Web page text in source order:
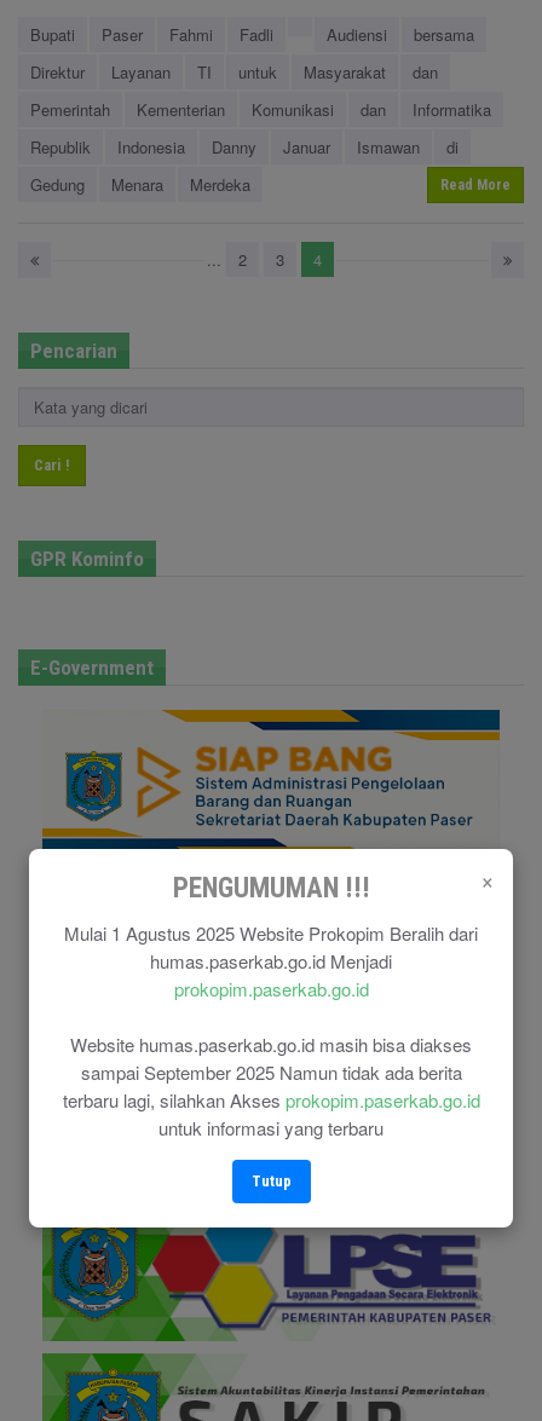
×
PENGUMUMAN !!!
Mulai 1 Agustus 2025 Website Prokopim Beralih dari
humas.paserkab.go.id Menjadi
prokopim.paserkab.go.id
Website humas.paserkab.go.id masih bisa diakses
sampai September 2025 Namun tidak ada berita
terbaru lagi, silahkan Akses prokopim.paserkab.go.id
untuk informasi yang terbaru
Tutup
Bupati Paser Fahmi Fadli Audiensi
bersama
Direktur
Layanan TI untuk Masyarakat
dan
Pemerintah
Kementerian Komunikasi dan
Informatika
Republik
Indonesia Danny Januar Ismawan
di
Gedung
Menara Merdeka Read More
... 2 3 4
Pencarian
Cari !
GPR Kominfo
E-Government